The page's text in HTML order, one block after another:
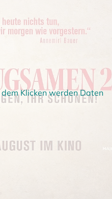
Klicken werden Daten